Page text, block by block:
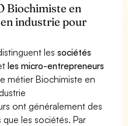
Biochimiste en
industrie pour
lessociétés
les micro-entrepreneurs
métier Biochimiste en
ont généralement des
les sociétés. Par